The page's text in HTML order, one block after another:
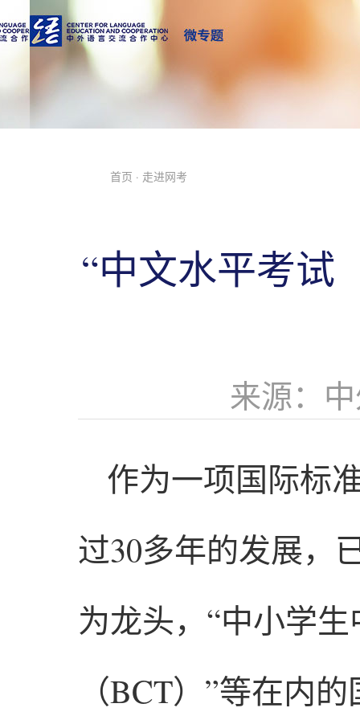
首页 · 走进网考
“中文水平考试
来源：
作为一项国际标
过30多年的发展，
为龙头，“中小学
（BCT）”等在内